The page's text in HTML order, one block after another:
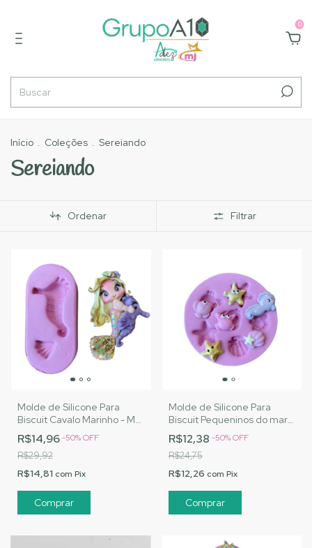
0
Início . Coleções . Sereiando
Sereiando
Ordenar Filtrar
Molde de Silicone Para
Biscuit Cavalo Marinho - MJ
Artesanatos |Cód. 1448
R$14,96-50%OFF
R$29,92
R$14,81 com Pix
Molde de Silicone Para
Biscuit Pequeninos do mar -
MJ Artesanatos |Cód.1454
R$12,38 -50%OFF
R$24,75
R$12,26 com Pix